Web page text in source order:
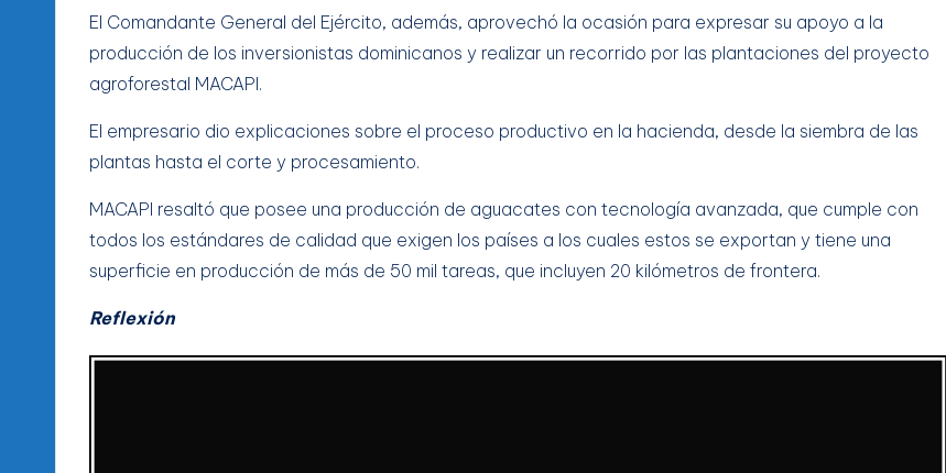
El Comandante General del Ejército, además, aprovechó la ocasión para expresar su apoyo a la
producción de los inversionistas dominicanos y realizar un recorrido por las plantaciones del proyecto
agroforestal MACAPI.
El empresario dio explicaciones sobre el proceso productivo en la hacienda, desde la siembra de las
plantas hasta el corte y procesamiento.
MACAPI resaltó que posee una producción de aguacates con tecnología avanzada, que cumple con
todos los estándares de calidad que exigen los países a los cuales estos se exportan y tiene una
superficie en producción de más de 50 mil tareas, que incluyen 20 kilómetros de frontera.
Reflexión